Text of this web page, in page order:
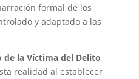
formal de los
y adaptado a las
la Víctima del Delito
realidad al establecer